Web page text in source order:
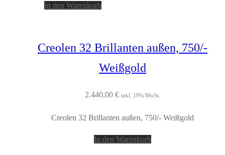
In den Warenkorb
Creolen 32 Brillanten außen, 750/-
Weißgold
2.440,00 € inkl. 19% MwSt.
Creolen 32 Brillanten außen, 750/- Weißgold
In den Warenkorb